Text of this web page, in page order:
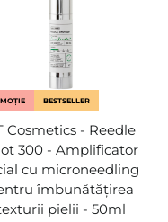
BESTSELLER
Cosmetics - Reedle
300 - Amplificator
cu microneedling
îmbunătățirea
pielii - 50ml